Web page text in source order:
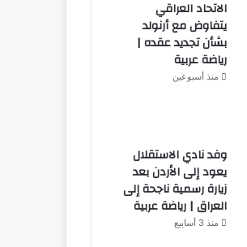
الاتحاد العراقي
يتفاوض مع أرنولد
بشأن تجديد عقده |
رياضة عربية
منذ أسبوعين
وفد نادي الاستقلال
يعود إلى الأردن بعد
زيارة رسمية ناجحة إلى
العراق | رياضة عربية
منذ 3 أسابيع